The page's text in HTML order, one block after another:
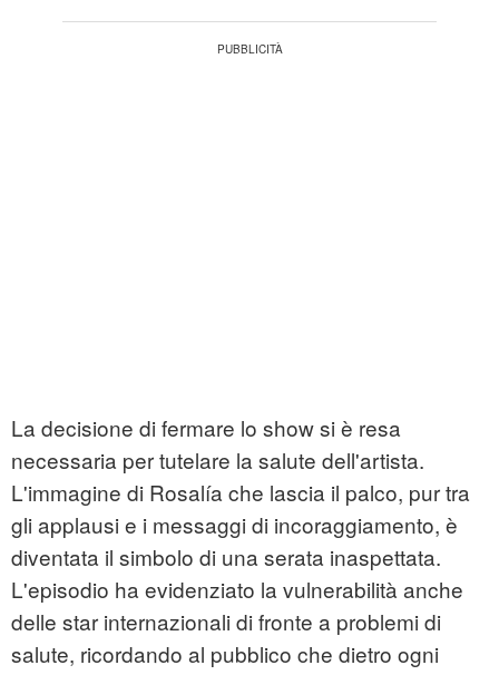
La decisione di fermare lo show si è resa
necessaria per tutelare la salute dell'artista.
L'immagine di Rosalía che lascia il palco, pur tra
gli applausi e i messaggi di incoraggiamento, è
diventata il simbolo di una serata inaspettata.
L'episodio ha evidenziato la vulnerabilità anche
delle star internazionali di fronte a problemi di
salute, ricordando al pubblico che dietro ogni